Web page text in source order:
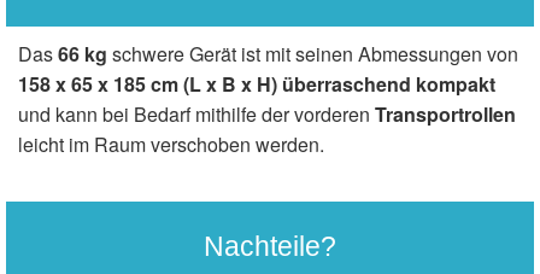
Das66 kg schwere Gerät ist mit seinen Abmessungen von
158 x 65 x 185 cm (L x B x H) überraschend kompakt
und kann bei Bedarf mithilfe der vorderen Transportrollen
leicht im Raum verschoben werden.
Nachteile?